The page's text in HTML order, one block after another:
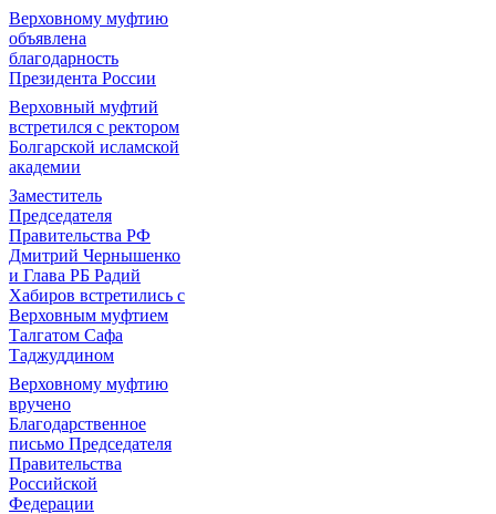
Верховному муфтию
объявлена
благодарность
Президента России
Верховный муфтий
встретился с ректором
Болгарской исламской
академии
Заместитель
Председателя
Правительства РФ
Дмитрий Чернышенко
и Глава РБ Радий
Хабиров встретились с
Верховным муфтием
Талгатом Сафа
Таджуддином
Верховному муфтию
вручено
Благодарственное
письмо Председателя
Правительства
Российской
Федерации